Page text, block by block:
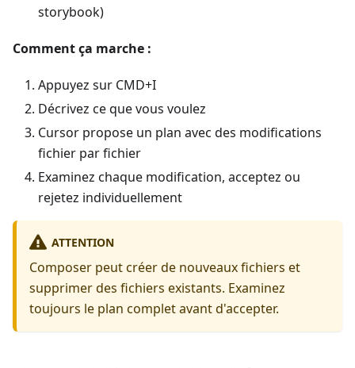
storybook)
Comment ça marche :
Appuyez sur CMD+I
Décrivez ce que vous voulez
Cursor propose un plan avec des modifications
fichier par fichier
Examinez chaque modification, acceptez ou
rejetez individuellement
ATTENTION
Composer peut créer de nouveaux fichiers et
supprimer des fichiers existants. Examinez
toujours le plan complet avant d'accepter.